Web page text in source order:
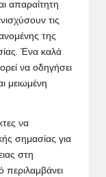
απαραίτητη
τις
της
Ένα καλά
να οδηγήσει
μειωμένη
να
σημασίας για
στη
περιλαμβάνει